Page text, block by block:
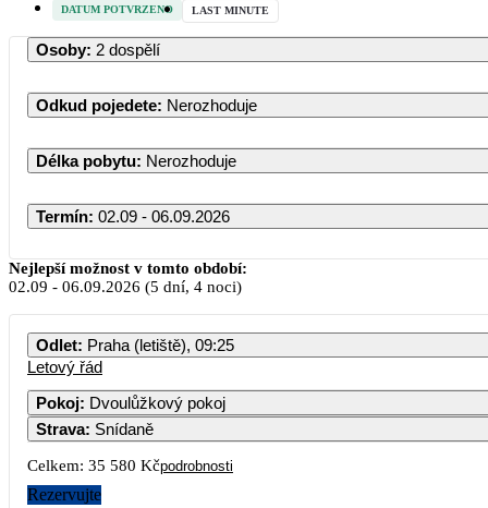
DATUM POTVRZENO LAST MINUTE
Osoby: 2 dospělí
Odkud pojedete: Nerozhoduje
Délka pobytu: Nerozhoduje
Termín: 02.09 - 06.09.2026
Nejlepší možnost v tomto období:
02.09 - 06.09.2026 (5 dní, 4 noci)
Odlet: Praha (letiště), 09:25
Letový řád
Pokoj: Dvoulůžkový pokoj
Strava: Snídaně
Celkem: 35 580 Kčpodrobnosti
Rezervujte